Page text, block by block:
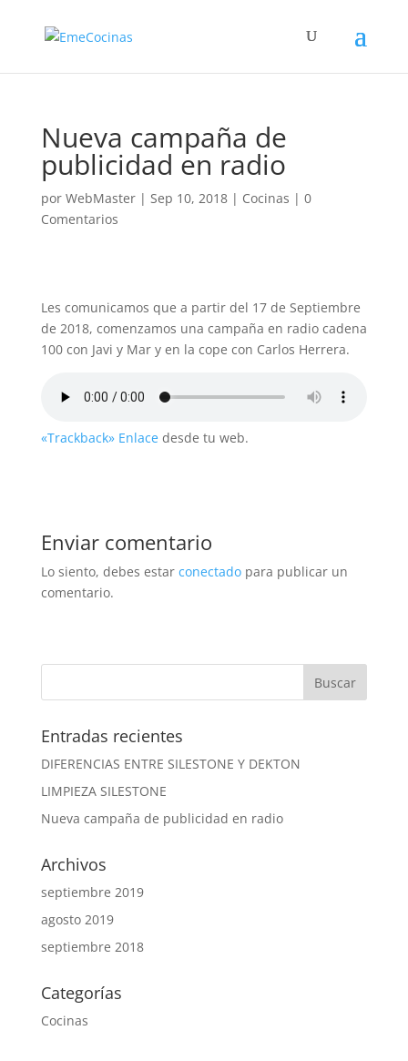
Nueva campaña de
publicidad en radio
por WebMaster| Sep 10, 2018| Cocinas | 0
Comentarios
Les comunicamos que a partir del 17 de Septiembre
de 2018, comenzamos una campaña en radio cadena
100 con Javi y Mar y en la cope con Carlos Herrera.
«Trackback» Enlacedesde tu web.
Enviar comentario
Lo siento, debes estar conectadopara publicar un
comentario.
Entradas recientes
DIFERENCIAS ENTRE SILESTONE Y DEKTON
LIMPIEZA SILESTONE
Nueva campaña de publicidad en radio
Archivos
septiembre 2019
agosto 2019
septiembre 2018
Categorías
Cocinas